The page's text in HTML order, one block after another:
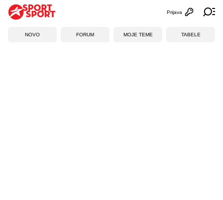
Otvori
Prijava
NOVO FORUM MOJE TEME TABELE